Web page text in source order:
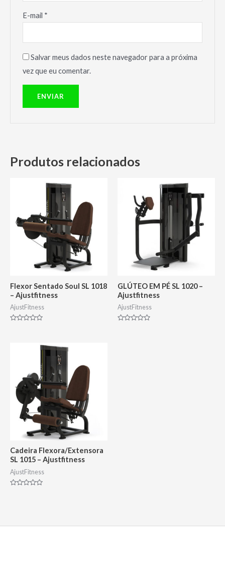
E-mail *
Salvar meus dados neste navegador para a próxima
vez que eu comentar.
Produtos relacionados
Flexor Sentado Soul SL 1018
– Ajustfitness
AjustFitness
GLÚTEO EM PÉ SL 1020 –
Ajustfitness
AjustFitness
Cadeira Flexora/Extensora
SL 1015 – Ajustfitness
AjustFitness